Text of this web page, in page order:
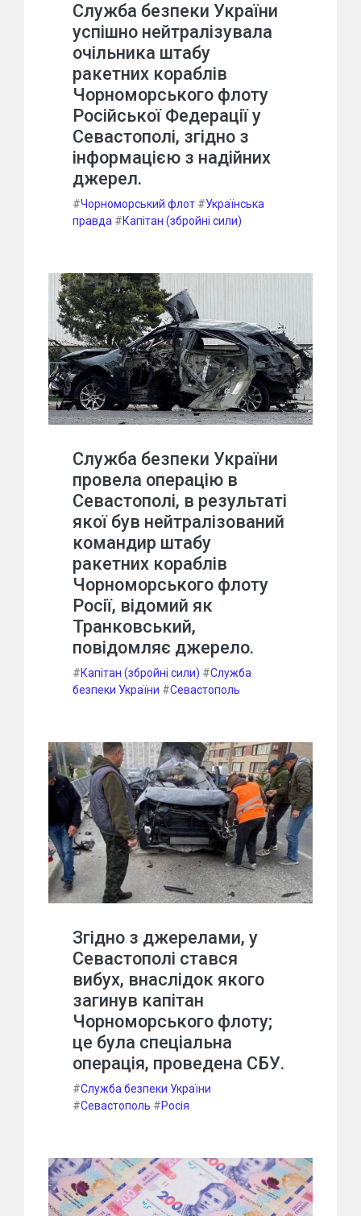
Служба безпеки України
успішно нейтралізувала
очільника штабу
ракетних кораблів
Чорноморського флоту
Російської Федерації у
Севастополі, згідно з
інформацією з надійних
джерел.
#Чорноморський флот #Українська
правда #Капітан (збройні сили)
Служба безпеки України
провела операцію в
Севастополі, в результаті
якої був нейтралізований
командир штабу
ракетних кораблів
Чорноморського флоту
Росії, відомий як
Транковський,
повідомляє джерело.
#Капітан (збройні сили) #Служба
безпеки України #Севастополь
Згідно з джерелами, у
Севастополі стався
вибух, внаслідок якого
загинув капітан
Чорноморського флоту;
це була спеціальна
операція, проведена СБУ.
#Служба безпеки України
#Севастополь #Росія